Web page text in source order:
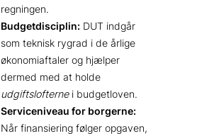
regningen.
Budgetdisciplin: DUT indgår
som teknisk rygrad i de årlige
økonomiaftaler og hjælper
dermed med at holde
udgiftslofternei budgetloven.
Serviceniveau for borgerne:
Når finansiering følger opgaven,